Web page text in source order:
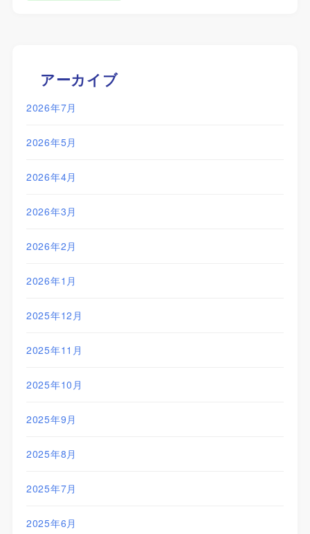
アーカイブ
2026年7月
2026年5月
2026年4月
2026年3月
2026年2月
2026年1月
2025年12月
2025年11月
2025年10月
2025年9月
2025年8月
2025年7月
2025年6月